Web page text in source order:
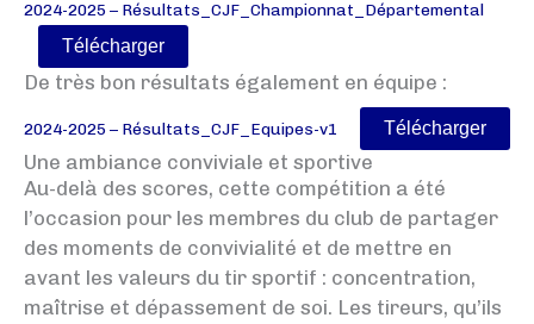
2024-2025 – Résultats_CJF_Championnat_Départemental
Télécharger
De très bon résultats également en équipe :
2024-2025 – Résultats_CJF_Equipes-v1 Télécharger
Une ambiance conviviale et sportive
Au-delà des scores, cette compétition a été
l’occasion pour les membres du club de partager
des moments de convivialité et de mettre en
avant les valeurs du tir sportif : concentration,
maîtrise et dépassement de soi. Les tireurs, qu’ils